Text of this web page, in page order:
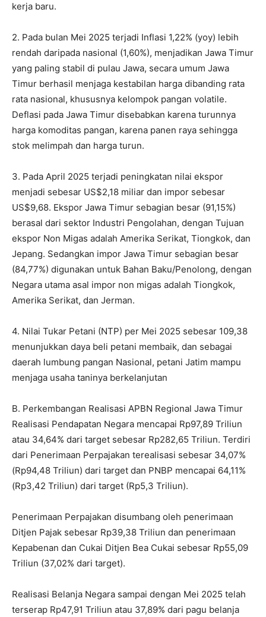
kerja baru.
2. Pada bulan Mei 2025 terjadi Inflasi 1,22% (yoy) lebih
rendah daripada nasional (1,60%), menjadikan Jawa Timur
yang paling stabil di pulau Jawa, secara umum Jawa
Timur berhasil menjaga kestabilan harga dibanding rata
rata nasional, khususnya kelompok pangan volatile.
Deflasi pada Jawa Timur disebabkan karena turunnya
harga komoditas pangan, karena panen raya sehingga
stok melimpah dan harga turun.
3. Pada April 2025 terjadi peningkatan nilai ekspor
menjadi sebesar US$2,18 miliar dan impor sebesar
US$9,68. Ekspor Jawa Timur sebagian besar (91,15%)
berasal dari sektor Industri Pengolahan, dengan Tujuan
ekspor Non Migas adalah Amerika Serikat, Tiongkok, dan
Jepang. Sedangkan impor Jawa Timur sebagian besar
(84,77%) digunakan untuk Bahan Baku/Penolong, dengan
Negara utama asal impor non migas adalah Tiongkok,
Amerika Serikat, dan Jerman.
4. Nilai Tukar Petani (NTP) per Mei 2025 sebesar 109,38
menunjukkan daya beli petani membaik, dan sebagai
daerah lumbung pangan Nasional, petani Jatim mampu
menjaga usaha taninya berkelanjutan
B. Perkembangan Realisasi APBN Regional Jawa Timur
Realisasi Pendapatan Negara mencapai Rp97,89 Triliun
atau 34,64% dari target sebesar Rp282,65 Triliun. Terdiri
dari Penerimaan Perpajakan terealisasi sebesar 34,07%
(Rp94,48 Triliun) dari target dan PNBP mencapai 64,11%
(Rp3,42 Triliun) dari target (Rp5,3 Triliun).
Penerimaan Perpajakan disumbang oleh penerimaan
Ditjen Pajak sebesar Rp39,38 Triliun dan penerimaan
Kepabenan dan Cukai Ditjen Bea Cukai sebesar Rp55,09
Triliun (37,02% dari target).
Realisasi Belanja Negara sampai dengan Mei 2025 telah
terserap Rp47,91 Triliun atau 37,89% dari pagu belanja